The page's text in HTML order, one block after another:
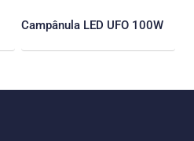
Campânula LED UFO 100W